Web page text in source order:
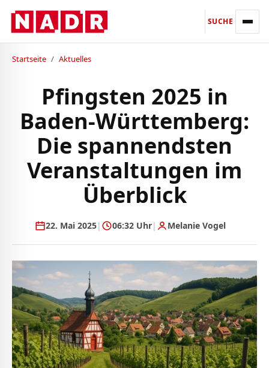
SUCHE
Startseite / Aktuelles
Pfingsten 2025 in
Baden-Württemberg:
Die spannendsten
Veranstaltungen im
Überblick
22. Mai 2025| 06:32 Uhr| Melanie Vogel